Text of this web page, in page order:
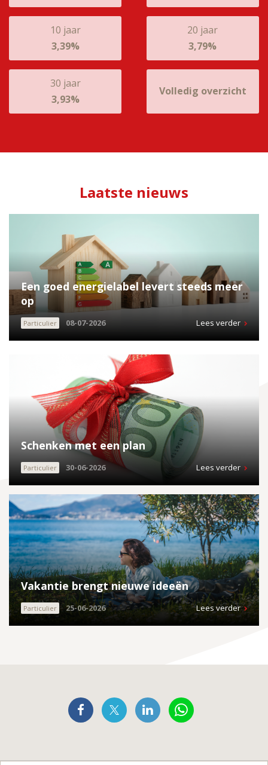
10 jaar
3,39%
20 jaar
3,79%
30 jaar
3,93%
Volledig overzicht
Laatste nieuws
Particulier 08-07-2026
Een goed energielabel levert steeds meer
op
Lees verder
Particulier 30-06-2026
Schenken met een plan
Lees verder
Particulier 25-06-2026
Vakantie brengt nieuwe ideeën
Lees verder